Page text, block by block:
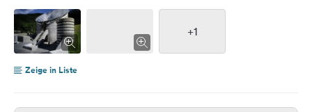
+1
Zeige in Liste